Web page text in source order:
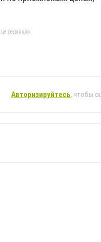
редакцію
Авторизируйтесь, чтобы